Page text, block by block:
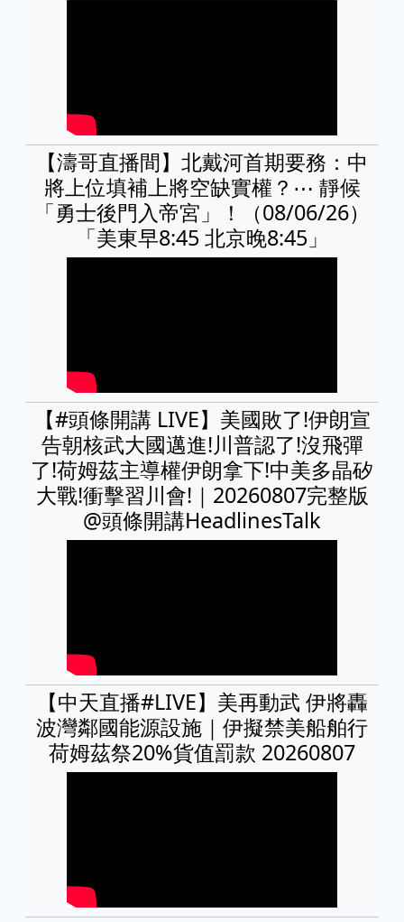
【濤哥直播間】北戴河首期要務：中
將上位填補上將空缺實權？⋯ 靜候
「勇士後門入帝宮」！（08/06/26）
「美東早8:45 北京晚8:45」
【#頭條開講 LIVE】美國敗了!伊朗宣
告朝核武大國邁進!川普認了!沒飛彈
了!荷姆茲主導權伊朗拿下!中美多晶矽
大戰!衝擊習川會!｜20260807完整版
@頭條開講HeadlinesTalk
【中天直播#LIVE】​美再動武 伊將轟
波灣鄰國能源設施｜伊擬禁美船舶行
荷姆茲祭20%貨值罰款 20260807